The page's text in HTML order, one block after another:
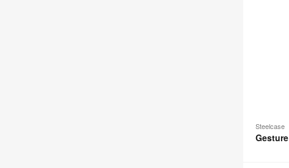
Steelcase
Gesture